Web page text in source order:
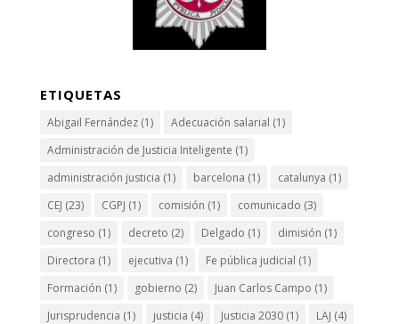
ETIQUETAS
Abigail Fernández(1) Adecuación salarial (1)
Administración de Justicia Inteligente (1)
administración justicia (1) barcelona (1) catalunya (1)
CEJ (23) CGPJ (1) comisión (1) comunicado (3)
congreso (1) decreto (2) Delgado (1) dimisión (1)
Directora (1) ejecutiva (1) Fe pública judicial (1)
Formación (1) gobierno (2) Juan Carlos Campo (1)
Jurisprudencia (1) justicia (4) Justicia 2030(1) LAJ (4)